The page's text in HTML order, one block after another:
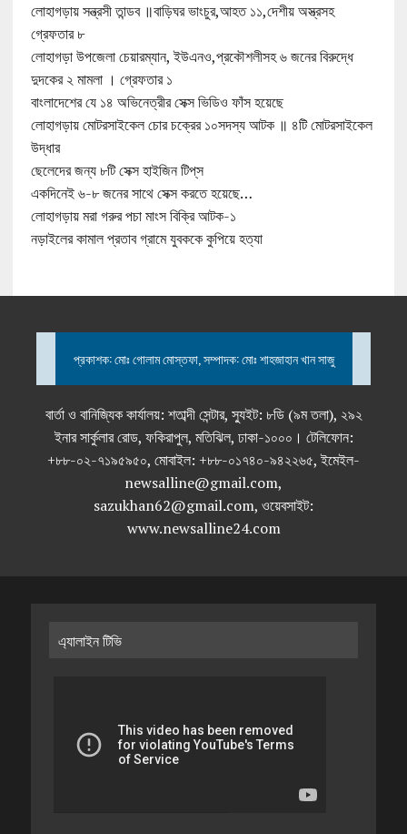
লোহাগড়ায় সন্ত্রসী তান্ডব ॥বাড়িঘর ভাংচুর,আহত ১১,দেশীয় অস্ত্রসহ
গ্রেফতার ৮
লোহাগড়া উপজেলা চেয়ারম্যান, ইউএনও,প্রকৌশলীসহ ৬ জনের বিরুদ্ধে
দুদকের ২ মামলা । গ্রেফতার ১
বাংলাদেশের যে ১৪ অভিনেত্রীর সেক্স ভিডিও ফাঁস হয়েছে
লোহাগড়ায় মোটরসাইকেল চোর চক্রের ১০সদস্য আটক ॥ ৪টি মোটরসাইকেল
উদ্ধার
ছেলেদের জন্য ৮টি সেক্স হাইজিন টিপ্‌স
একদিনেই ৬-৮ জনের সাথে সেক্স করতে হয়েছে…
লোহাগড়ায় মরা গরুর পচা মাংস বিক্রি আটক-১
নড়াইলের কামাল প্রতাব গ্রামে যুবককে কুপিয়ে হত্যা
প্রকাশক: মোঃ গোলাম মোস্তফা, সম্পাদক: মোঃ শাহজাহান খান সাজু
বার্তা ও বানিজ্যিক কার্যালয়: শতাব্দী সেন্টার, স্যুইট: ৮ডি (৯ম তলা), ২৯২
ইনার সার্কুলার রোড, ফকিরাপুল, মতিঝিল, ঢাকা-১০০০। টেলিফোন:
+৮৮-০২-৭১৯৫৯৫০, মোবাইল: +৮৮-০১৭৪০-৯৪২২৬৫, ইমেইল-
newsalline@gmail.com,
sazukhan62@gmail.com, ওয়েবসাইট:
www.newsalline24.com
এ্যালাইন টিভি